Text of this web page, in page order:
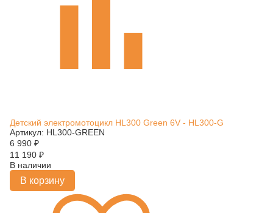
Детский электромотоцикл HL300 Green 6V - HL300-G
Артикул: HL300-GREEN
6 990 ₽
11 190 ₽
В наличии
В корзину